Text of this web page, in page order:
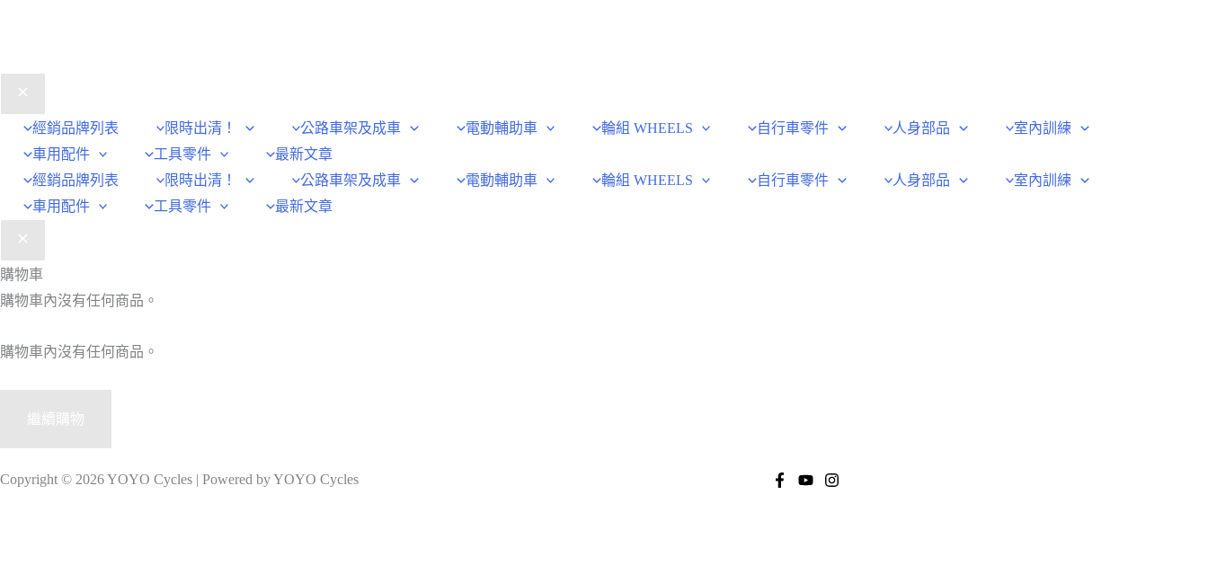
經銷品牌列表 限時出清！ 公路車架及成車 電動輔助車 輪組 WHEELS 自行車零件 人身部品
室內訓練
車用配件
工具零件
最新文章
經銷品牌列表
限時出清！ 公路車架及成車 電動輔助車 輪組 WHEELS 自行車零件 人身部品
室內訓練
車用配件
工具零件 最新文章
購物車
購物車內沒有任何商品。
購物車內沒有任何商品。
繼續購物
Copyright © 2026 YOYO Cycles | Powered by YOYO Cycles